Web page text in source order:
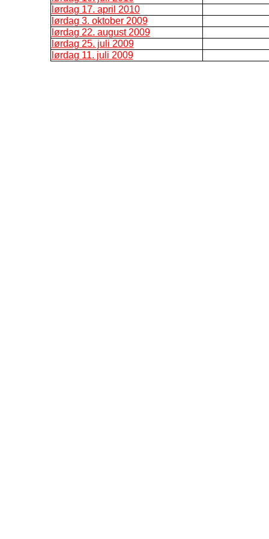
lørdag 17. april 2010
lørdag 3. oktober 2009
lørdag 22. august 2009
lørdag 25. juli 2009
lørdag 11. juli 2009